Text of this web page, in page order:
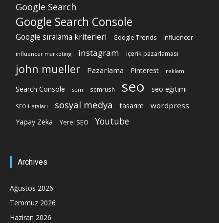
Google Search
Google Search Console
Google sıralama kriterleri Google Trends influencer
influencer marketing instagram içerik pazarlaması
john mueller Pazarlama Pinterest reklam
Search Console sem semrush seo seo eğitimi
SEO Hataları sosyal medya tasarım wordpress
Yapay Zeka Yerel SEO Youtube
Archives
Ağustos 2026
Temmuz 2026
Haziran 2026